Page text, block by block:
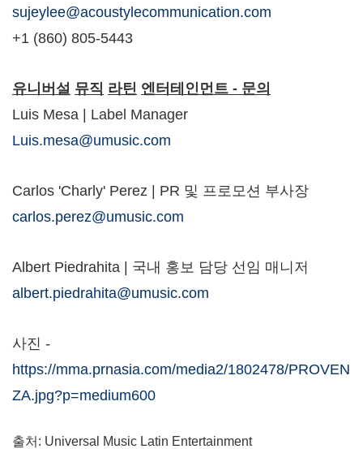
sujeylee@acoustylecommunication.com
+1 (860) 805-5443
유니버설 뮤직 라틴 엔터테인먼트 - 문의
Luis Mesa | Label Manager
Luis.mesa@umusic.com
Carlos 'Charly' Perez | PR 및 프로모션 부사장
carlos.perez@umusic.com
Albert Piedrahita | 국내 홍보 담당 선임 매니저
albert.piedrahita@umusic.com
사진 -
https://mma.prnasia.com/media2/1802478/PROVEN
ZA.jpg?p=medium600
출처: Universal Music Latin Entertainment